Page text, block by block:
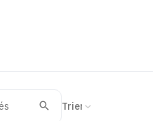
Valider